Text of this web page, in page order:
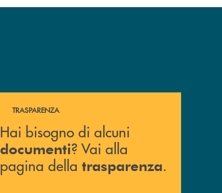
Hai bisogno di alcuni documenti ? Vai alla pagina della
TRASPARENZA
Hai bisogno di alcuni
documenti? Vai alla
pagina della trasparenza.